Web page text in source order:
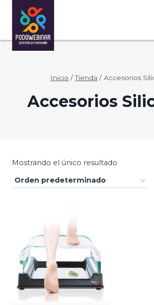
contenido
Inicio / Tienda / Accesorios
Accesorios
Mostrando el único resultado